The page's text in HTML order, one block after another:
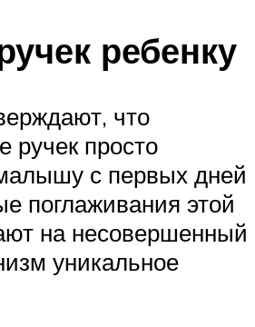
ребенку
что
ручек просто
с первых дней
поглаживания этой
на несовершенный
уникальное